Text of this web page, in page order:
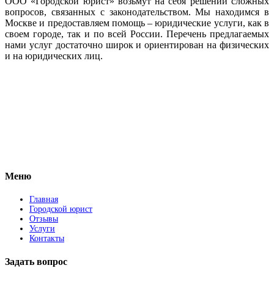
вопросов, связанных с законодательством. Мы находимся в
Москве и предоставляем помощь – юридические услуги, как в
своем городе, так и по всей России. Перечень предлагаемых
нами услуг достаточно широк и ориентирован на физических
и на юридических лиц.
Меню
Главная
Городской юрист
Отзывы
Услуги
Контакты
Задать вопрос